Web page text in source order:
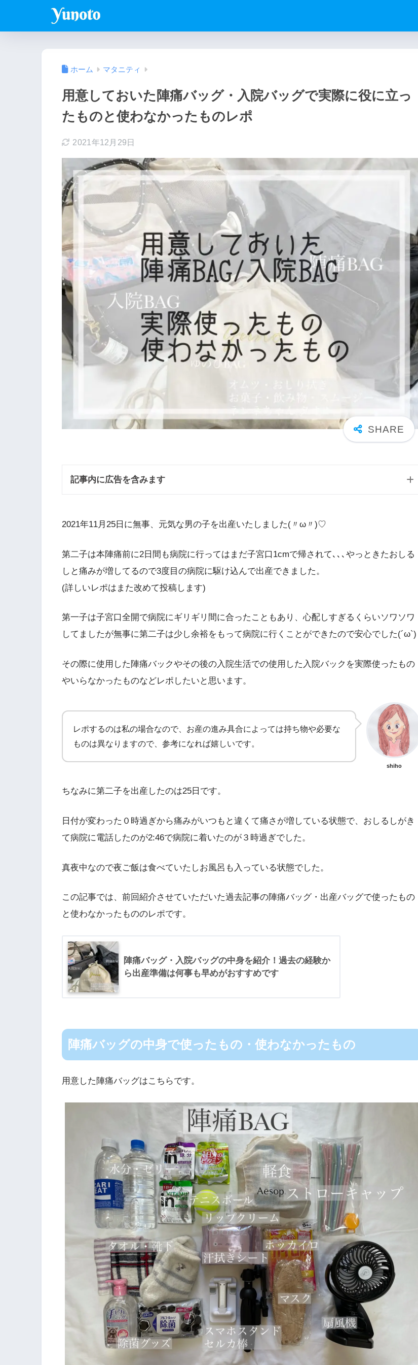
ホーム マタニティ
用意しておいた陣痛バッグ・入院バッグで実際に役に立っ
たものと使わなかったものレポ
2021年12月29日
記事内に広告を含みます
2021年11月25日に無事、元気な男の子を出産いたしました(〃ω〃)♡
第二子は本陣痛前に2日間も病院に行ってはまだ子宮口1cmで帰されて､､､やっときたおしる
しと痛みが増してるので3度目の病院に駆け込んで出産できました。
(詳しいレポはまた改めて投稿します)
第一子は子宮口全開で病院にギリギリ間に合ったこともあり、心配しすぎるくらいソワソワ
してましたが無事に第二子は少し余裕をもって病院に行くことができたので安心でした(´ω`)
その際に使用した陣痛バックやその後の入院生活での使用した入院バックを実際使ったもの
やいらなかったものなどレポしたいと思います。
レポするのは私の場合なので、お産の進み具合によっては持ち物や必要な
ものは異なりますので、参考になれば嬉しいです。
shiho
ちなみに第二子を出産したのは25日です。
日付が変わった０時過ぎから痛みがいつもと違くて痛さが増している状態で、おしるしがき
て病院に電話したのが2:46で病院に着いたのが３時過ぎでした。
真夜中なので夜ご飯は食べていたしお風呂も入っている状態でした。
この記事では、前回紹介させていただいた過去記事の陣痛バッグ・出産バッグで使ったもの
と使わなかったもののレポです。
陣痛バッグ・入院バッグの中身を紹介！過去の経験か
ら出産準備は何事も早めがおすすめです
陣痛バッグの中身で使ったもの・使わなかったもの
用意した陣痛バッグはこちらです。